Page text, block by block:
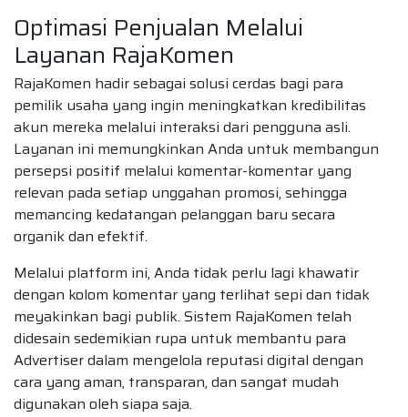
Optimasi Penjualan Melalui
Layanan RajaKomen
RajaKomen hadir sebagai solusi cerdas bagi para
pemilik usaha yang ingin meningkatkan kredibilitas
akun mereka melalui interaksi dari pengguna asli.
Layanan ini memungkinkan Anda untuk membangun
persepsi positif melalui komentar-komentar yang
relevan pada setiap unggahan promosi, sehingga
memancing kedatangan pelanggan baru secara
organik dan efektif.
Melalui platform ini, Anda tidak perlu lagi khawatir
dengan kolom komentar yang terlihat sepi dan tidak
meyakinkan bagi publik. Sistem RajaKomen telah
didesain sedemikian rupa untuk membantu para
Advertiser dalam mengelola reputasi digital dengan
cara yang aman, transparan, dan sangat mudah
digunakan oleh siapa saja.